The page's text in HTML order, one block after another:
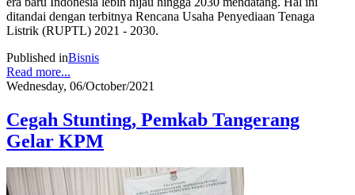
ditandai dengan terbitnya Rencana Usaha Penyediaan Tenaga
Listrik (RUPTL) 2021 - 2030.
Published inBisnis
Read more...
Wednesday, 06/October/2021
Cegah Stunting, Pemkab Tangerang
Gelar KPM